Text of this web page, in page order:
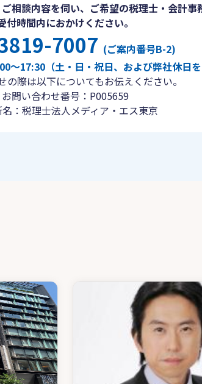
相談内容を伺い、ご希望の税理士・会計事
付時間内におかけください。
7007 (ご案内番号B-2)
〜17:30（土・日・祝日、および弊社休日
の際は以下についてもお伝えください。
お問い合わせ番号：P005659
：税理士法人メディア・エス東京